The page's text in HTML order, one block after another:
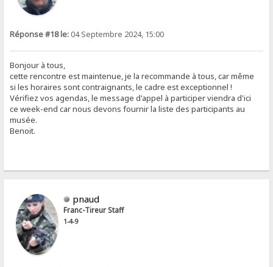
Réponse #18 le: 04 Septembre 2024, 15:00
Bonjour à tous,
cette rencontre est maintenue, je la recommande à tous, car même
si les horaires sont contraignants, le cadre est exceptionnel !
Vérifiez vos agendas, le message d'appel à participer viendra d'ici
ce week-end car nous devons fournir la liste des participants au
musée.
Benoit.
pnaud
Franc-Tireur Staff
1-4-9